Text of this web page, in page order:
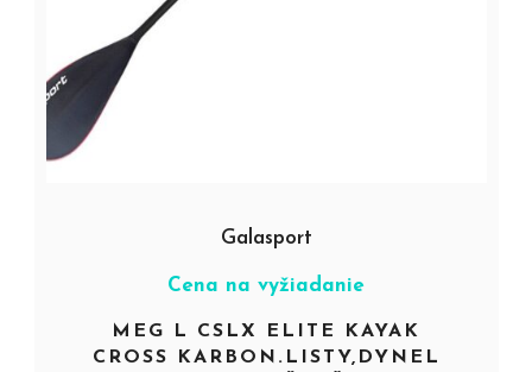
Galasport
Cena na vyžiadanie
MEG L CSLX ELITE KAYAK
CROSS KARBON.LISTY,DYNEL